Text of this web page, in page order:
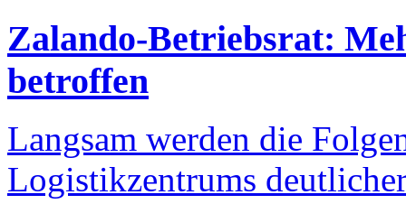
Zalando-Betriebsrat:
betroffen
Langsam werden die
Logistikzentrums